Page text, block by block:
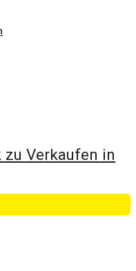
Verkaufen in